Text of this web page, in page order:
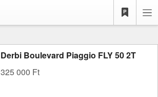
Derbi Boulevard Piaggio FLY 50 2T
325 000 Ft